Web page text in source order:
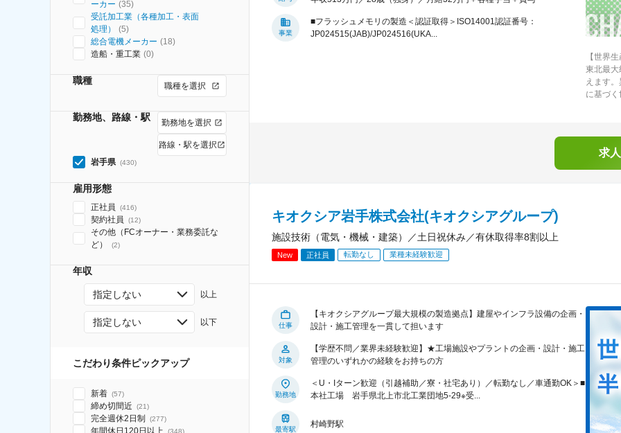
ーカー (35)
受託加工業（各種加工・表面
処理）
(5)
総合電機メーカー (18)
造船・重工業 (0)
職種 職種を選択
勤務地、路線・駅 勤務地を選択
路線・駅を選択
岩手県 (430)
雇用形態
正社員 (416)
契約社員 (12)
その他（FCオーナー・業務委託な
ど）
(2)
年収
指定しない 以上
指定しない 以下
こだわり条件ピックアップ
新着 (57)
締め切間近 (21)
完全週休2日制 (277)
年間休日120日以上 (348)
事業
■フラッシュメモリの製造＜認証取得＞ISO14001認証番号：
JP024515(JAB)/JP024516(UKA...
【世界
東北最大
えます
に基づ
求
キオクシア岩手株式会社(キオクシアグループ)
施設技術（電気・機械・建築）／土日祝休み／有休取得率8割以上
New 正社員 転勤なし 業種未経験歓迎
仕事
【キオクシアグループ最大規模の製造拠点】建屋やインフラ設備の企画・
設計・施工管理を一貫して担います
対象
【学歴不問／業界未経験歓迎】★工場施設やプラントの企画・設計・施工
管理のいずれかの経験をお持ちの方
勤務地
＜U・Iターン歓迎（引越補助／寮・社宅あり）／転勤なし／車通勤OK＞■
本社工場 岩手県北上市北工業団地5-29※受...
最寄駅
村崎野駅